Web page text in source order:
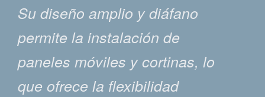
eventos.
Su diseño amplio y diáfano
permite la instalación de
paneles móviles y cortinas, lo
que ofrece la flexibilidad